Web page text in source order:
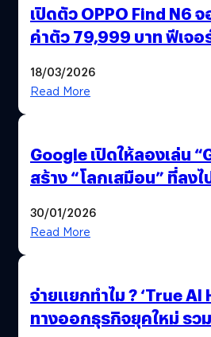
เปิดตัว OPPO Find N6
ค่าตัว 79,999 บาท ฟีเจอ
18/03/2026
Read More
Google เปิดให้ลองเล่น
สร้าง “โลกเสมือน” ที่ลงไ
30/01/2026
Read More
จ่ายแยกทำไม ? ‘True AI
ทางออกธุรกิจยุคใหม่ รวม